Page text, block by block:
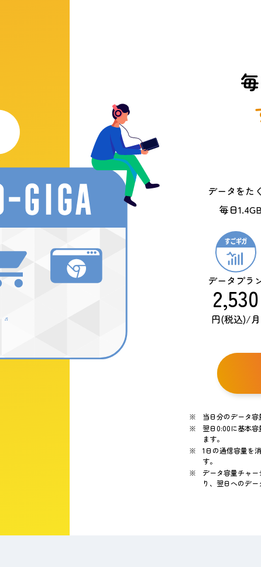
データをた
毎日
データ プラ
2,530
円(税込)/月
当日分のデータ容
翌日0:00に基本容
ます。
1日の通信容量を
す。
データ容量チャ
り、翌日へのデ